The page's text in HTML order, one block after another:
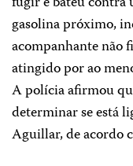
gasolina próximo,
acompanhante não
atingido por ao
A polícia afirmou
determinar se está
Aguillar, de acordo